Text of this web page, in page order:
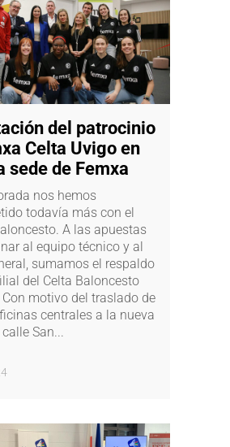
del patrocinio
Celta Uvigo en
sede de Femxa
nos hemos
todavía más con el
A las apuestas
al equipo técnico y al
sumamos el respaldo
del Celta Baloncesto
motivo del traslado de
centrales a la nueva
San...